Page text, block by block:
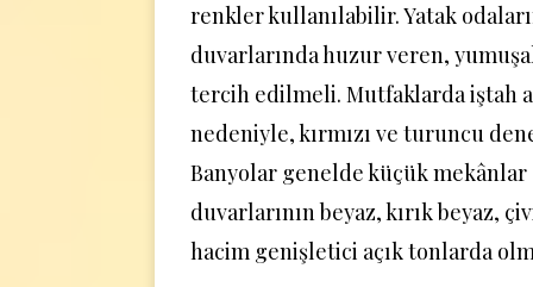
renkler kullanılabilir. Yatak
duvarlarında huzur veren,
tercih edilmeli. Mutfaklarda iştah
nedeniyle, kırmızı ve turuncu
Banyolar genelde küçük
duvarlarının beyaz, kırık beyaz,
hacim genişletici açık tonlarda